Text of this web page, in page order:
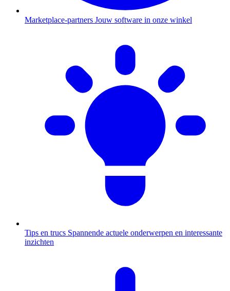
Marketplace-partners Jouw software in onze winkel
Tips en trucs Spannende actuele onderwerpen en interessante
inzichten